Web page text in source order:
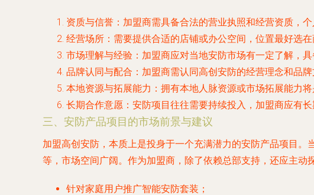
资质与信誉 ：加盟商需具备合法的营业执照和经营资质，
经营场所 ：需要提供合适的店铺或办公空间，位置最好选
市场理解与经验 ：加盟商应对当地安防市场有一定了解，
品牌认同与配合 ：加盟商需认同高创安防的经营理念和品
本地资源与拓展能力 ：拥有本地人脉资源或市场拓展能力
长期合作意愿 ：安防项目往往需要持续投入，加盟商应有
三、安防产品项目的市场前景与建议
加盟高创安防，本质上是投身于一个充满潜力的安防产品项目
等，市场空间广阔。作为加盟商，除了依赖总部支持，还应主动
针对家庭用户推广智能安防套装；